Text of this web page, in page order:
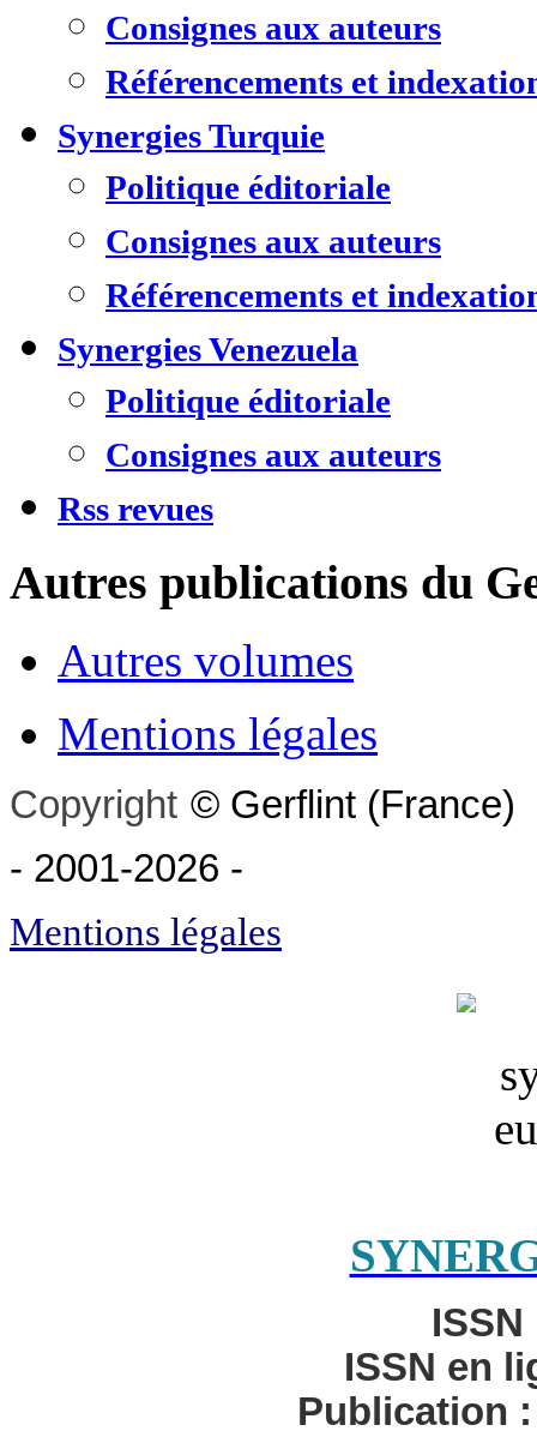
Consignes aux auteurs
Référencements et
Synergies Turquie
Politique éditoriale
Consignes aux auteurs
Référencements et
Synergies Venezuela
Politique éditoriale
Consignes aux auteurs
Rss revues
Autres publications du
Autres volumes
Mentions légales
Copyright © Gerflint (France)
- 2001-2026 -
Mentions légales
ISSN
ISSN en
Publication :